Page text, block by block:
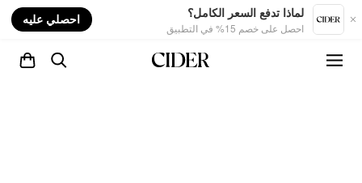
لماذا تدفع السعر الكامل؟
احصل على خصم 15% في التطبيق
احصلي عليه